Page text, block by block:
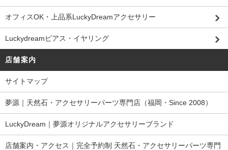
オフィスOK・上品系LuckyDreamアクセサリー
Luckydreamピアス・イヤリング
店舗案内
サイトマップ
夢源｜天然石・アクセサリーパーツ専門店（福岡・Since 2008）
LuckyDream｜夢源オリジナルアクセサリーブランド
店舗案内・アクセス｜完全予約制 天然石・アクセサリーパーツ専門